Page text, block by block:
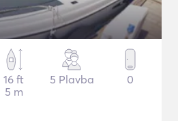
16 ft
5 m
5 Plavba 0